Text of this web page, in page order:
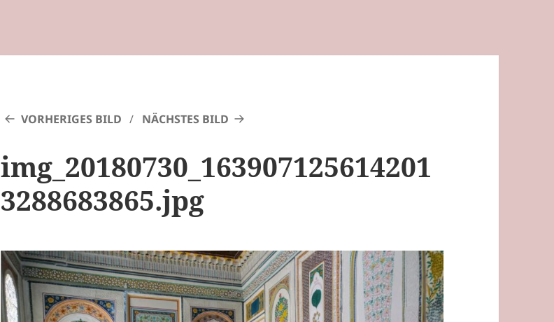
VORHERIGES BILD NÄCHSTES BILD
img_20180730_163907125614201
3288683865.jpg